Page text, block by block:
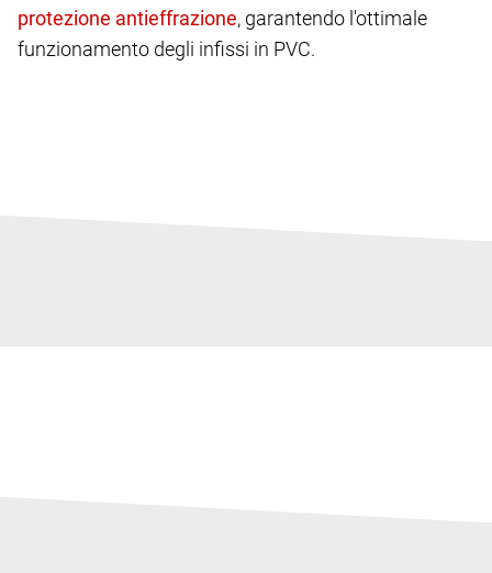
, garantendo l'ottimale
funzionamento degli infissi in PVC.